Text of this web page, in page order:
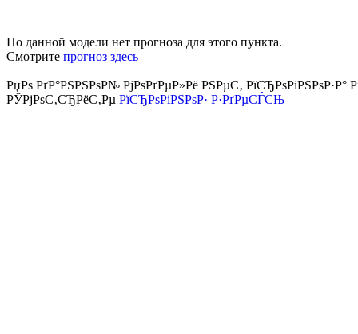
По данной модели нет прогноза для этого пункта.
Смотрите прогноз здесь
РџРѕ РґР°РЅРЅРѕР№ РјРѕРґРµР»Рё РЅРµС‚ РїСЂРѕРіРЅРѕР·Р°
РЎРјРѕС‚СЂРёС‚Рµ РїСЂРѕРіРЅРѕР· Р·РґРµСЃСЊ